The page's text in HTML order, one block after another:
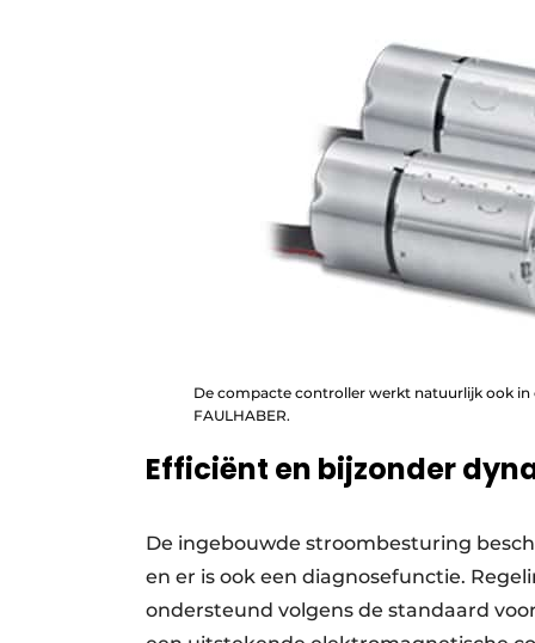
De compacte controller werkt natuurlijk ook
FAULHABER.
Efficiënt en bijzonder
De ingebouwde stroombesturing
en er is ook een diagnosefunctie.
ondersteund volgens de standaard